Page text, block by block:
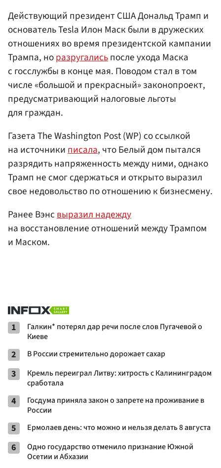
Действующий президент США Дональд Трамп и
основатель Tesla Илон Маск были в дружеских
отношениях во время президентской кампании
Трампа, норазругалисьпосле ухода Маска
с госслужбы в конце мая. Поводом стал в том
числе «большой и прекрасный» законопроект,
предусматривающий налоговые льготы
для граждан.
Газета The Washington Post (WP) со ссылкой
на источникиписала, что Белый дом пытался
разрядить напряженность между ними, однако
Трамп не смог сдержаться и открыто выразил
свое недовольство по отношению к бизнесмену.
Ранее Вэнсвыразил надежду
на восстановление отношений между Трампом
и Маском.
1
Галкин* потерял дар речи после слов Пугачевой о
Киеве
2 В России стремительно дорожает сахар
3
Кремль переиграл Литву: хитрость с Калининградом
сработала
4
Госдума приняла закон о запрете на проживание в
России
5 Ермолаев день: что можно и нельзя делать 8 августа
6
Одно государство отменило признание Южной
Осетии и Абхазии